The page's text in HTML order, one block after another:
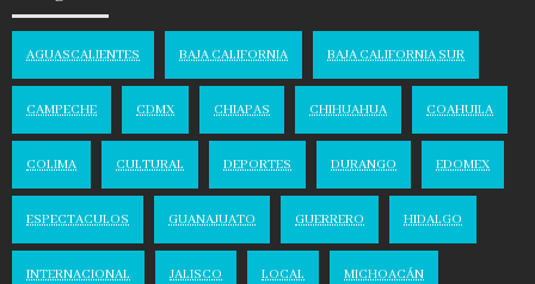
AGUASCALIENTES BAJA CALIFORNIA BAJA CALIFORNIA SUR
CAMPECHE CDMX CHIAPAS CHIHUAHUA COAHUILA
COLIMA CULTURAL DEPORTES DURANGO EDOMEX
ESPECTACULOS GUANAJUATO GUERRERO HIDALGO
INTERNACIONAL JALISCO LOCAL MICHOACÁN